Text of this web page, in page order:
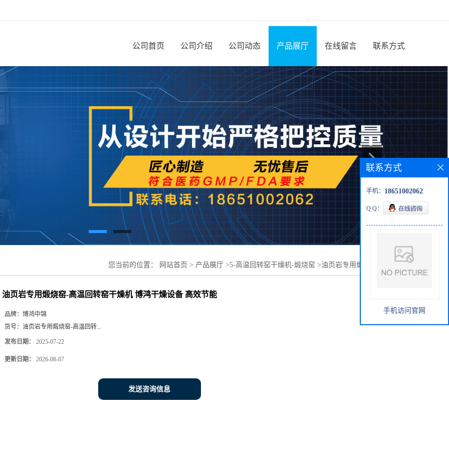
公司首页 公司介绍 公司动态 产品展厅 在线留言 联系方式
您当前的位置： 网站首页 > 产品展厅 >5-高温回转窑干燥机-煅烧窑 >油页岩专用煅烧窑-高温回转
油页岩专用煅烧窑-高温回转窑干燥机 博鸿干燥设备 高效节能
品牌： 博鸿中锦
货号： 油页岩专用煅烧窑-高温回转...
发布日期： 2025-07-22
更新日期： 2026-08-07
发送咨询信息
联系方式
手机： 18651002062
Q Q：
手机访问官网